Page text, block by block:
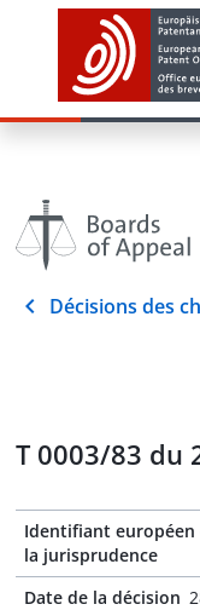
Décisions des
T 0003/83 du
Identifiant européen
la jurisprudence
Date de la décision